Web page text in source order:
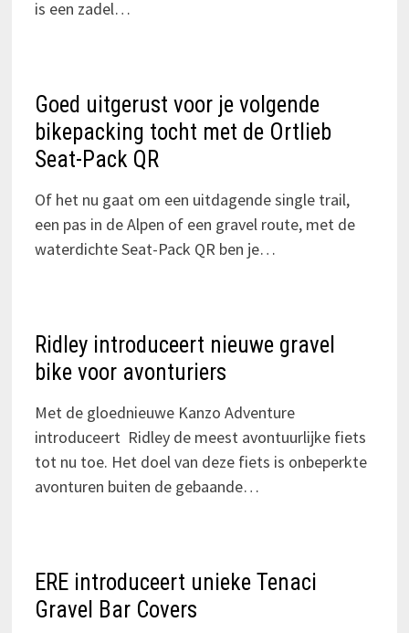
is een zadel…
Goed uitgerust voor je volgende
bikepacking tocht met de Ortlieb
Seat-Pack QR
Of het nu gaat om een uitdagende single trail,
een pas in de Alpen of een gravel route, met de
waterdichte Seat-Pack QR ben je…
Ridley introduceert nieuwe gravel
bike voor avonturiers
Met de gloednieuwe Kanzo Adventure
introduceert Ridley de meest avontuurlijke fiets
tot nu toe. Het doel van deze fiets is onbeperkte
avonturen buiten de gebaande…
ERE introduceert unieke Tenaci
Gravel Bar Covers